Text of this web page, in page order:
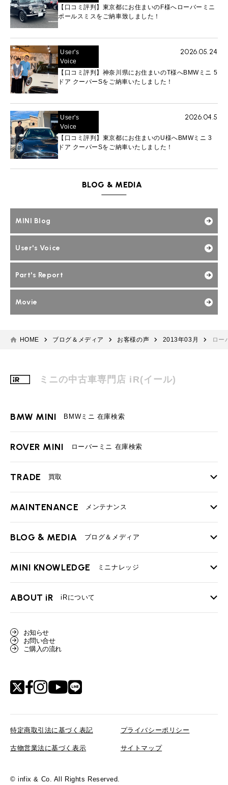
【口コミ評判】東京都にお住まいのF様へローバーミニ
ポールスミスをご納車致しました！
User's
Voice
2026.05.24
【口コミ評判】神奈川県にお住まいのT様へBMWミニ 5
ドア クーパーSをご納車いたしました！
User's
Voice
2026.04.5
【口コミ評判】東京都にお住まいのU様へBMWミニ 3
ドア クーパーSをご納車いたしました！
BLOG & MEDIA
MINI Blog
User's Voice
Part's Report
Movie
HOME ブログ＆メディア お客様の声 2013年03月 ロ
ミニの中古車専門店 iR(イール)
BMW MINI BMWミニ 在庫検索
ROVER MINI ローバーミニ 在庫検索
TRADE 買取
TOP
必要書類
BMWミニ買取査定依頼
ローバーミニ買取査定依頼
MAINTENANCE メンテナンス
TOP
最近の修理実績
BLOG & MEDIA ブログ＆メディア
TOP
User's Voice 購入者様の声
Part's Report
MINI KNOWLEDGE ミニナレッジ
TOP
ローバーミニナレッジ
ABOUT iR iRについて
スタッフ紹介
リクルート
お知らせ
お問い合せ
ご購入の流れ
特定商取引法に基づく表記 プライバシーポリシー
古物営業法に基づく表示 サイトマップ
© infix & Co. All Rights Reserved.